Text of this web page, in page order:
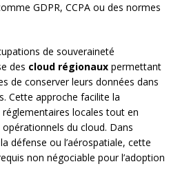
GDPR, CCPA ou des normes
de souveraineté
des cloud régionaux permettant
de conserver leurs données dans
Cette approche facilite la
locales tout en
du cloud. Dans
défense ou l’aérospatiale, cette
non négociable pour l’adoption